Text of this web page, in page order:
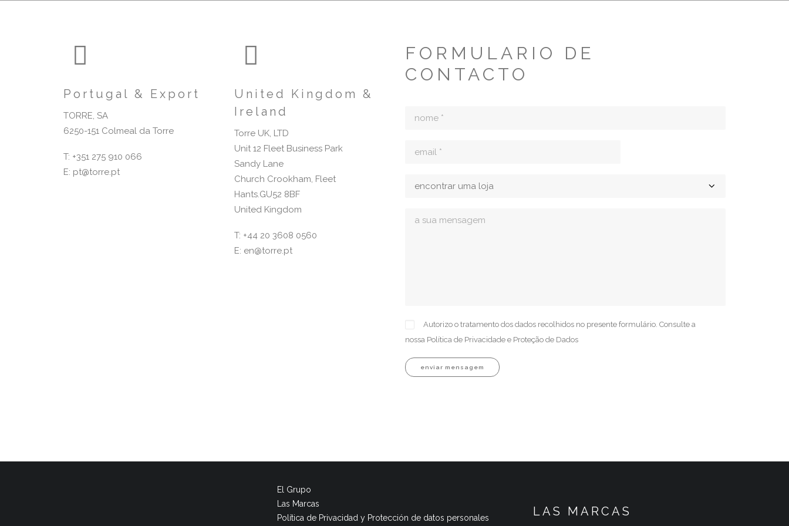
Portugal & Export
TORRE, SA
6250-151 Colmeal da Torre
T: +351 275 910 066
E: pt@torre.pt
United Kingdom &
Ireland
Torre UK, LTD
Unit 12 Fleet Business Park
Sandy Lane
Church Crookham, Fleet
Hants.GU52 8BF
United Kingdom
T: +44 20 3608 0560
E: en@torre.pt
FORMULARIO DE
CONTACTO
Autorizo o tratamento dos dados recolhidos no presente formulário. Consulte a
nossa Política de Privacidade e Proteção de Dados
El Grupo
Las Marcas
Política de Privacidad y Protección de datos personales
LAS MARCAS